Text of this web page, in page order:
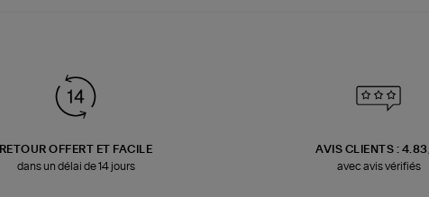
RETOUR OFFERT ET FACILE
dans un délai de 14 jours
AVIS CLIENTS :
avec avis vérifiés